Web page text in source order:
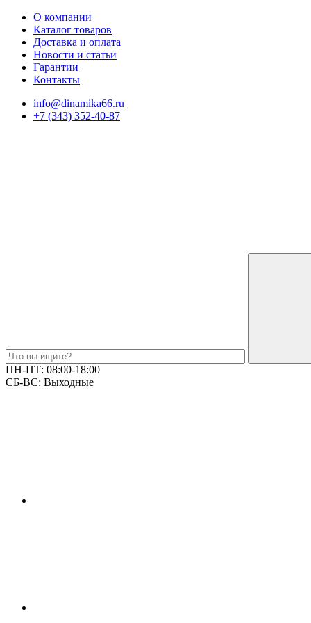
О компании
Каталог товаров
Доставка и оплата
Новости и статьи
Гарантии
Контакты
info@dinamika66.ru
+7 (343) 352-40-87
ПН-ПТ: 08:00-18:00
СБ-ВС: Выходные